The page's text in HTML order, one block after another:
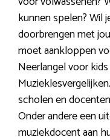
kunnen spelen? Wil
doorbrengen met
moet aankloppen
Neerlangel voor
scholen en
Onder andere een
muziekdocent aan